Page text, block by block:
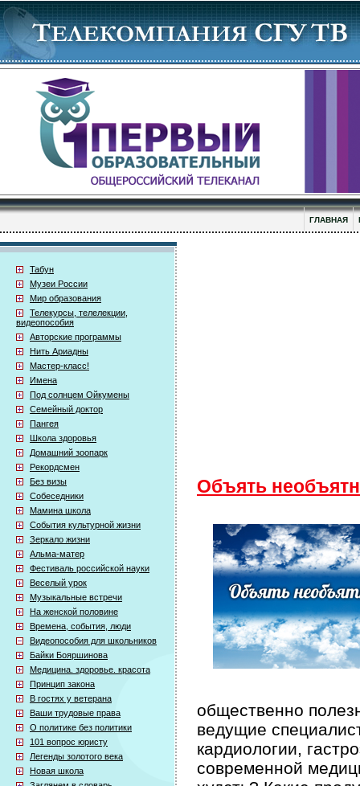
ГЛАВНАЯ
Табун
Музеи России
Мир образования
Телекурсы, телелекции,
видеопособия
Авторские программы
Нить Ариадны
Мастер-класс!
Имена
Под солнцем Ойкумены
Семейный доктор
Пангея
Школа здоровья
Домашний зоопарк
Рекордсмен
Без визы
Собеседники
Мамина школа
События культурной жизни
Зеркало жизни
Альма-матер
Фестиваль российской науки
Веселый урок
Музыкальные встречи
На женской половине
Времена, события, люди
Видеопособия для школьников
Байки Бояршинова
Медицина. здоровье. красота
Принцип закона
В гостях у ветерана
Ваши трудовые права
О политике без политики
101 вопрос юристу
Легенды золотого века
Новая школа
Объять
общественно
ведущие
кардиологии,
современной